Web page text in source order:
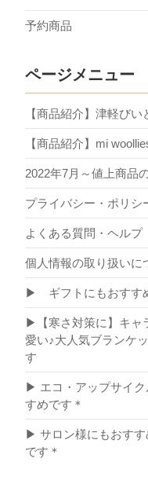
予約商品
ページメニュー
【商品紹介】津軽びい
【商品紹介】mi
2022年7月～値上商品
プライバシー・ポリシ
よくある質問・ヘルプ
個人情報の取り扱いに
▶ ギフトにもおすす
▶【寒さ対策に】キャ
愛い♪大人気ブランケ
す
▶ エコ・アップサイク
すめです＊
▶ サロン様にもおすす
です＊